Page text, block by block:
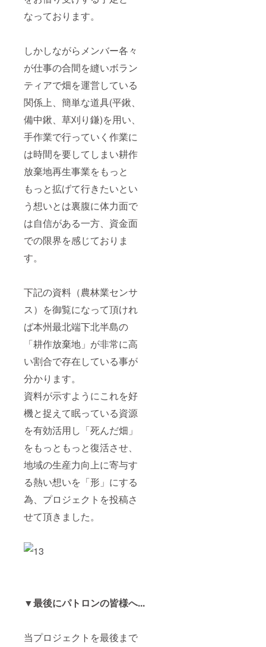
なっております。
しかしながらメンバー各々
が仕事の合間を縫いボラン
ティアで畑を運営している
関係上、簡単な道具(平鍬、
備中鍬、草刈り鎌)を用い、
手作業で行っていく作業に
は時間を要してしまい耕作
放棄地再生事業をもっと
もっと拡げて行きたいとい
う想いとは裏腹に体力面で
は自信がある一方、資金面
での限界を感じておりま
す。
下記の資料（農林業センサ
ス）を御覧になって頂けれ
ば本州最北端下北半島の
「耕作放棄地」が非常に高
い割合で存在している事が
分かります。
資料が示すようにこれを好
機と捉えて眠っている資源
を有効活用し「死んだ畑」
をもっともっと復活させ、
地域の生産力向上に寄与す
る熱い想いを「形」にする
為、プロジェクトを投稿さ
せて頂きました。
▼最後にパトロンの皆様へ...
当プロジェクトを最後まで